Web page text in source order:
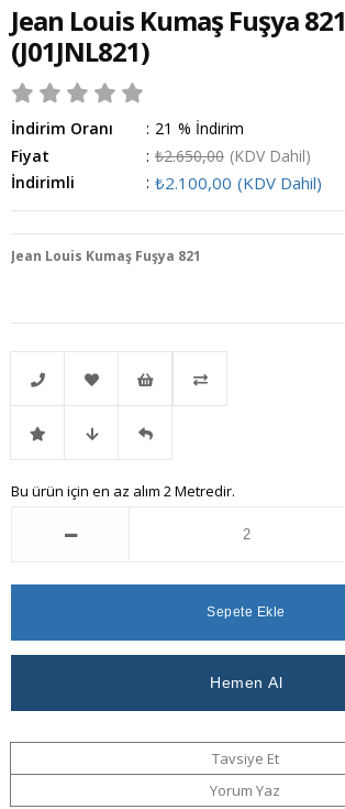
Jean Louis Kumaş Fuşya 821
(J01JNL821)
İndirim Oranı : %
21
İndirim
Fiyat
: ₺2.650,00 (KDV Dahil)
İndirimli
: ₺2.100,00 (KDV Dahil)
Jean Louis Kumaş Fuşya 821
Telefonla
Sipariş
Favorilere
Ekle
İstek
Listeme
İndirimli Fiyat
Ver
Gelince
Bu ürün için en az alım 2 Metredir.
Tavsiye Et
Yorum Yaz